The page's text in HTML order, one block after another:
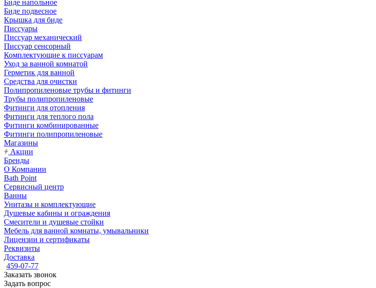
Биде напольное
Биде подвесное
Крышка для биде
Писсуары
Писсуар механический
Писсуар сенсорный
Комплектующие к писсуарам
Уход за ванной комнатой
Герметик для ванной
Средства для очистки
Полипропиленовые трубы и фитинги
Трубы полипропиленовые
Фитинги для отопления
Фитинги для теплого пола
Фитинги комбинированные
Фитинги полипропиленовые
Магазины
Акции
Бренды
О Компании
Bath Point
Сервисный центр
Ванны
Унитазы и комплектующие
Душевые кабины и ограждения
Смесители и душевые стойки
Мебель для ванной комнаты, умывальники
Лицензии и сертификаты
Реквизиты
Доставка
459-07-77
Заказать звонок
Задать вопрос